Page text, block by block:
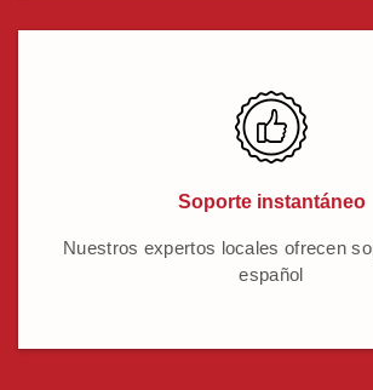
Soporte instantáneo
Nuestros expertos locales ofrecen
español